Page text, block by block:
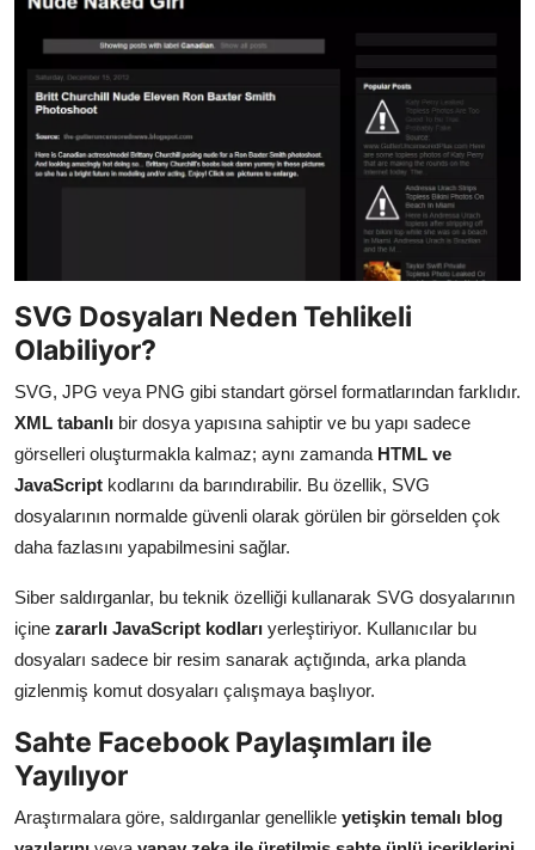
SVG Dosyaları Neden Tehlikeli
Olabiliyor?
SVG, JPG veya PNG gibi standart görsel formatlarından farklıdır.
XML tabanlı bir dosya yapısına sahiptir ve bu yapı sadece
görselleri oluşturmakla kalmaz; aynı zamanda HTML ve
JavaScript kodlarını da barındırabilir. Bu özellik, SVG
dosyalarının normalde güvenli olarak görülen bir görselden çok
daha fazlasını yapabilmesini sağlar.
Siber saldırganlar, bu teknik özelliği kullanarak SVG dosyalarının
içine zararlı JavaScript kodları yerleştiriyor. Kullanıcılar bu
dosyaları sadece bir resim sanarak açtığında, arka planda
gizlenmiş komut dosyaları çalışmaya başlıyor.
Sahte Facebook Paylaşımları ile
Yayılıyor
Araştırmalara göre, saldırganlar genellikle yetişkin temalı blog